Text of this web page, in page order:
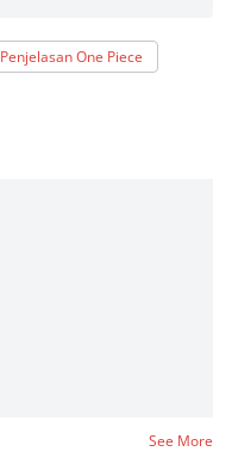
Penjelasan One Piece
See More